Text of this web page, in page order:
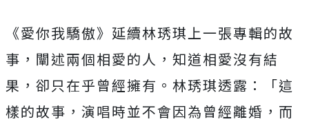
《愛你我驕傲》延續林琇琪上一張專輯的故
事，闡述兩個相愛的人，知道相愛沒有結
果，卻只在乎曾經擁有。林琇琪透露：「這
樣的故事，演唱時並不會因為曾經離婚，而